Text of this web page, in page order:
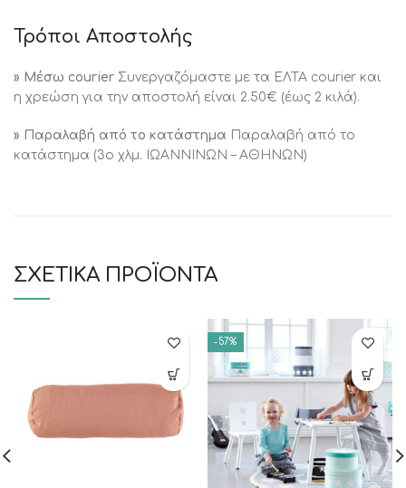
Τρόποι Αποστολής
» Μέσω courier Συνεργαζόμαστε με τα ΕΛΤΑ courier και
η χρεώση για την αποστολή είναι 2.50€ (έως 2 κιλά).
» Παραλαβή από το κατάστημα
Παραλαβή από το
κατάστημα (3ο χλμ. ΙΩΑΝΝΙΝΩΝ – ΑΘΗΝΩΝ)
ΣΧΕΤΙΚΆ ΠΡΟΪΌΝΤΑ
-57%